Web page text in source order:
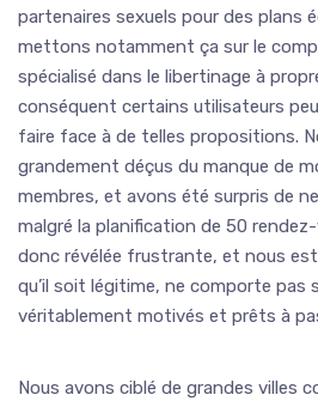
partenaires sexuels pour des plans
mettons notamment ça sur le
spécialisé dans le libertinage à
conséquent certains utilisateurs
faire face à de telles propositions.
grandement déçus du manque de
membres, et avons été surpris de
malgré la planification de 50 rendez-
donc révélée frustrante, et nous
qu’il soit légitime, ne comporte pas
véritablement motivés et prêts à
Nous avons ciblé de grandes villes